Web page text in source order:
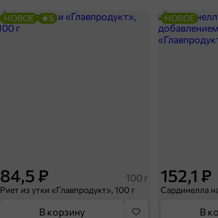
84,5 ₽ 100 г
Риет из утки «Главпродукт», 100 г
НОВОЕ 5
В корзину
152,1 ₽
НОВОЕ
В